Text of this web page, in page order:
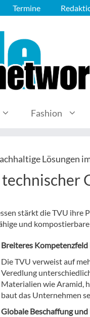
Termine
Fashion
Lösungen
stärkt die TVU ihre
und
Breiteres
Die TVU verweist auf
Veredlung
Materialien wie Aramid,
baut das Unternehmen
Globale Beschaffung